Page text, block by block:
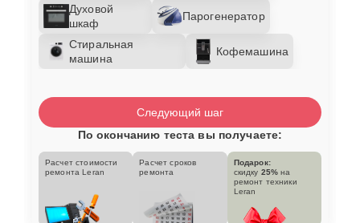
Духовой
шкаф
Парогенератор
Стиральная
машина
Кофемашина
Следующий шаг
По окончанию теста вы получаете:
Расчет стоимости
ремонта Leran
Расчет сроков
ремонта
Подарок:
скидку 25% на
ремонт техники
Leran